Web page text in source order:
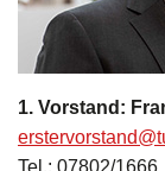
1. Vorstand: